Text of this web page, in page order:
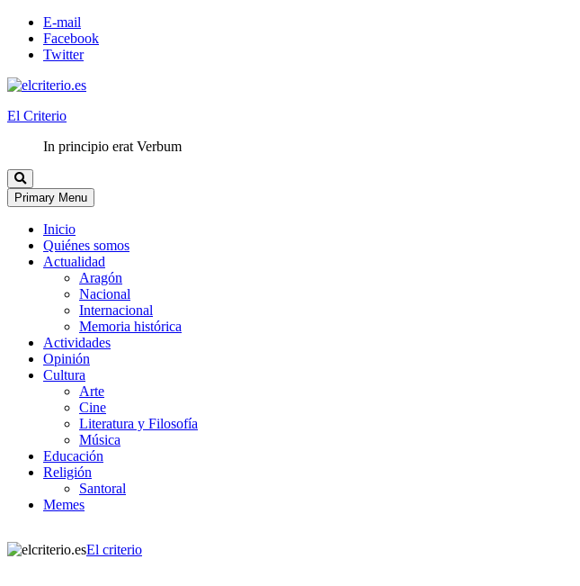
E-mail
Facebook
Twitter
El Criterio
In principio erat Verbum
Primary Menu
Inicio
Quiénes somos
Actualidad
Aragón
Nacional
Internacional
Memoria histórica
Actividades
Opinión
Cultura
Arte
Cine
Literatura y Filosofía
Música
Educación
Religión
Santoral
Memes
El criterio